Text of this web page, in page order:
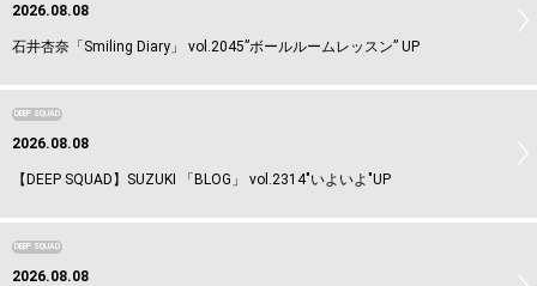
2026.08.08
石井杏奈「Smiling Diary」 vol.2045”ボールルームレッスン” UP
DEEP SQUAD
2026.08.08
【DEEP SQUAD】SUZUKI 「BLOG」 vol.2314"いよいよ"UP
DEEP SQUAD
2026.08.08